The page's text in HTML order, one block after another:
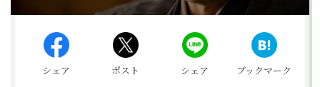
シェア ポスト シェア ブックマーク